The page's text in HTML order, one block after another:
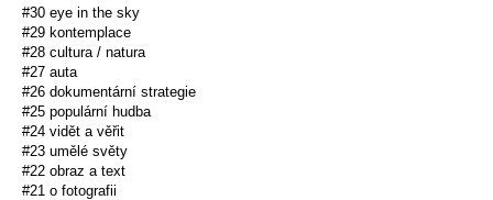
#30 eye in the sky
#29 kontemplace
#28 cultura / natura
#27 auta
#26 dokumentární strategie
#25 populární hudba
#24 vidět a věřit
#23 umělé světy
#22 obraz a text
#21 o fotografii